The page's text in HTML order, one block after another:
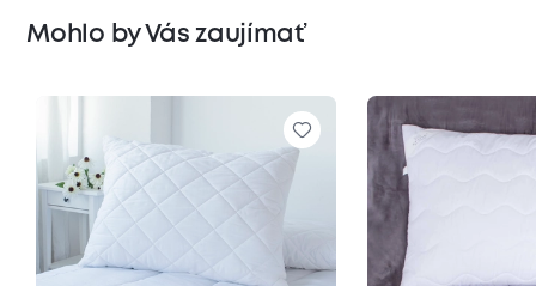
Mohlo by Vás zaujímať